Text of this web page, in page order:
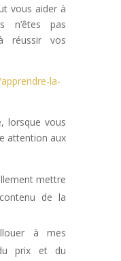
vous aider à
n’êtes pas
réussir vos
la-
lorsque vous
attention aux
mettre
de la
à mes
prix et du